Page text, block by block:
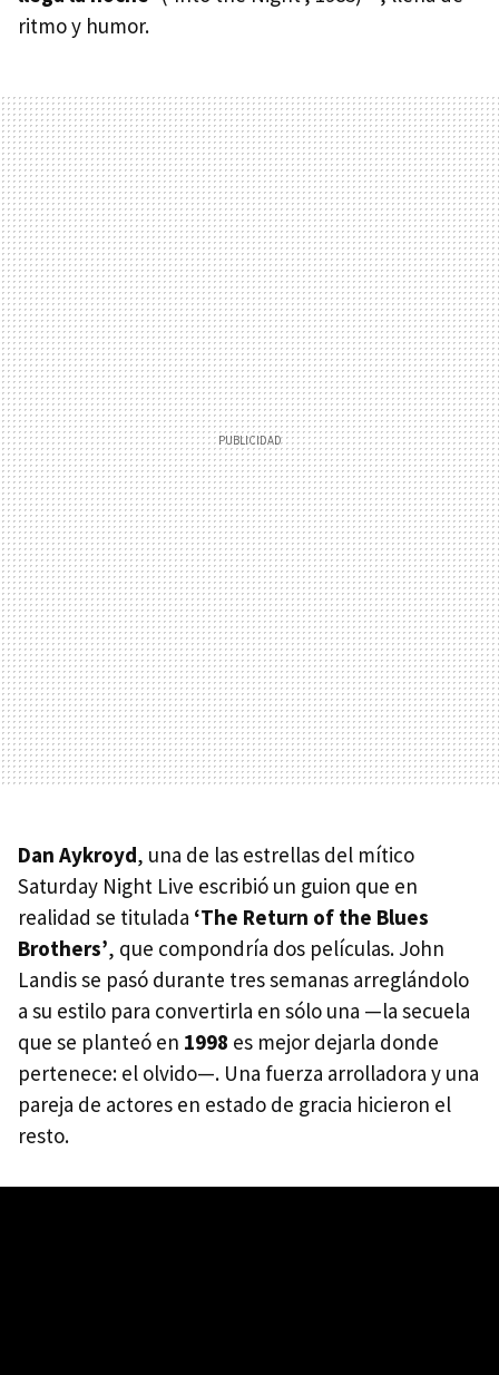
ritmo y humor.
Dan Aykroyd, una de las estrellas del mítico
Saturday Night Live escribió un guion que en
realidad se titulada ‘The Return of the Blues
Brothers’, que compondría dos películas. John
Landis se pasó durante tres semanas arreglándolo
a su estilo para convertirla en sólo una —la secuela
que se planteó en 1998 es mejor dejarla donde
pertenece: el olvido—. Una fuerza arrolladora y una
pareja de actores en estado de gracia hicieron el
resto.